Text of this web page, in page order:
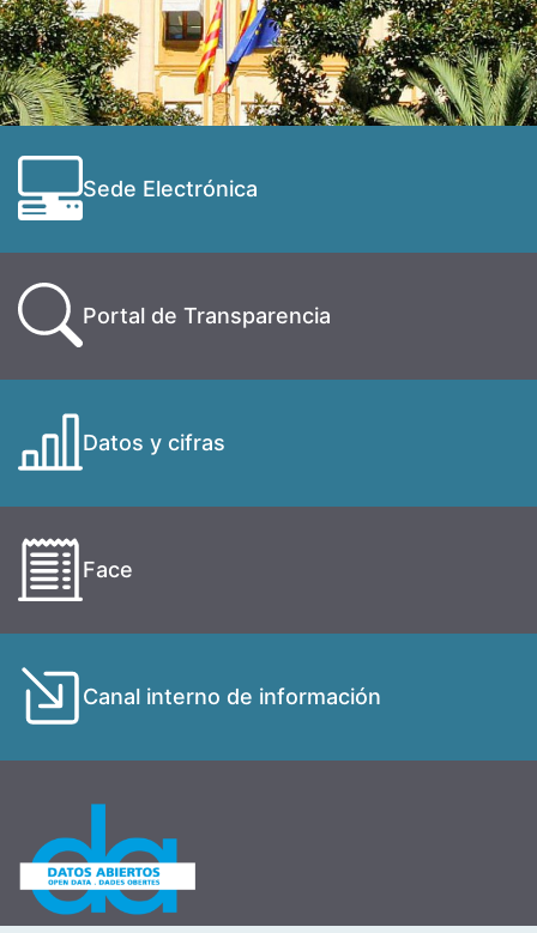
Sede Electrónica
Portal de Transparencia
Datos y cifras
Face
Canal interno de información